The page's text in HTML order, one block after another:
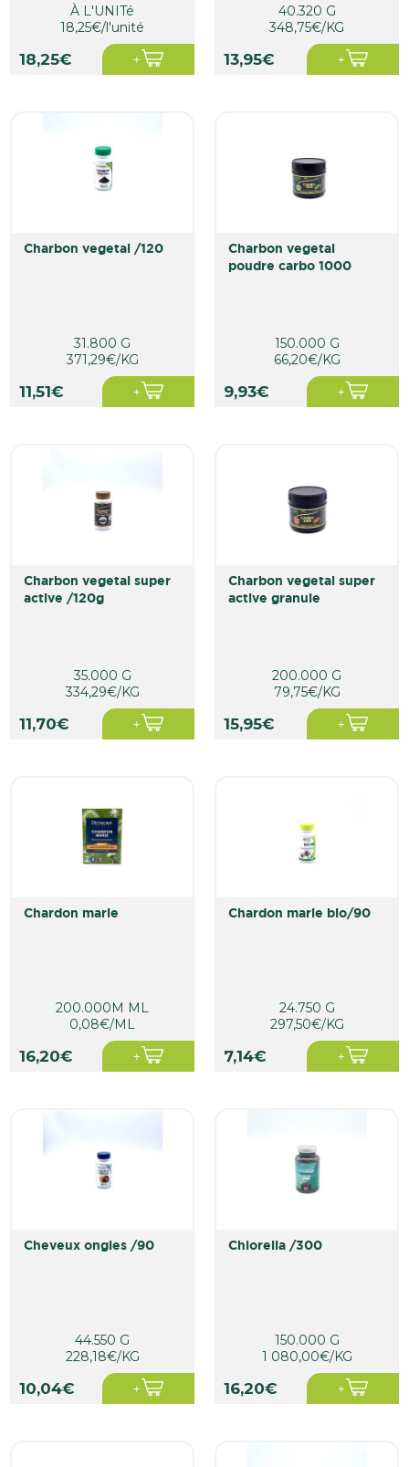
À L'UNITé
18,25€/l'unité
18,25€
40.320 G
348,75€/KG
13,95€
charbon vegetal /120
31.800 G
371,29€/KG
11,51€
charbon vegetal
poudre carbo 1000
150.000 G
66,20€/KG
9,93€
charbon vegetal super
active /120g
35.000 G
334,29€/KG
11,70€
charbon vegetal super
active granule
200.000 G
79,75€/KG
15,95€
chardon marie
200.000M ML
0,08€/ML
16,20€
chardon marie bio/90
24.750 G
297,50€/KG
7,14€
cheveux ongles /90
44.550 G
228,18€/KG
10,04€
chlorella /300
150.000 G
1 080,00€/KG
16,20€